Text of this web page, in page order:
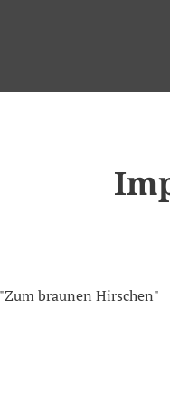
braunen Hirschen"